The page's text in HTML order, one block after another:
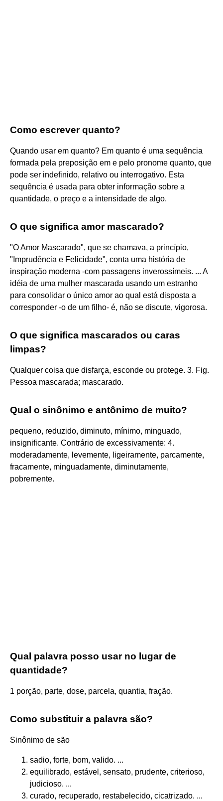
Como escrever quanto?
Quando usar em quanto? Em quanto é uma sequência
formada pela preposição em e pelo pronome quanto, que
pode ser indefinido, relativo ou interrogativo. Esta
sequência é usada para obter informação sobre a
quantidade, o preço e a intensidade de algo.
O que significa amor mascarado?
"O Amor Mascarado", que se chamava, a princípio,
"Imprudência e Felicidade", conta uma história de
inspiração moderna -com passagens inverossímeis. ... A
idéia de uma mulher mascarada usando um estranho
para consolidar o único amor ao qual está disposta a
corresponder -o de um filho- é, não se discute, vigorosa.
O que significa mascarados ou caras
limpas?
Qualquer coisa que disfarça, esconde ou protege. 3. Fig.
Pessoa mascarada; mascarado.
Qual o sinônimo e antônimo de muito?
pequeno, reduzido, diminuto, mínimo, minguado,
insignificante. Contrário de excessivamente: 4.
moderadamente, levemente, ligeiramente, parcamente,
fracamente, minguadamente, diminutamente,
pobremente.
Qual palavra posso usar no lugar de
quantidade?
1 porção, parte, dose, parcela, quantia, fração.
Como substituir a palavra são?
Sinônimo de são
sadio, forte, bom, valido. ...
equilibrado, estável, sensato, prudente, criterioso,
judicioso. ...
curado, recuperado, restabelecido, cicatrizado. ...